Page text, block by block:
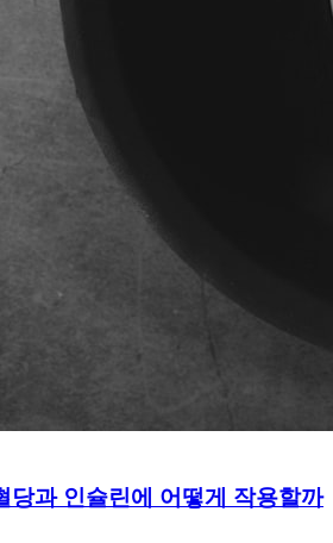
당과 인슐린에 어떻게 작용할까